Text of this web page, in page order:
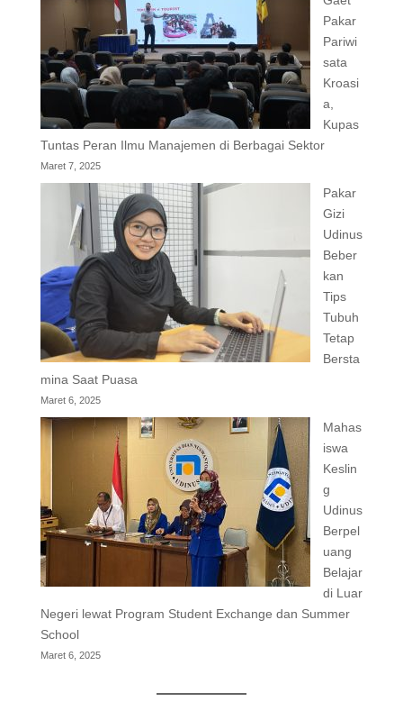
Pakar
Pariwi
sata
Kroasi
a,
Kupas
Tuntas Peran Ilmu Manajemen di Berbagai Sektor
Maret 7, 2025
Pakar
Gizi
Udinus
Beber
kan
Tips
Tubuh
Tetap
Bersta
mina Saat Puasa
Maret 6, 2025
Mahas
iswa
Keslin
g
Udinus
Berpel
uang
Belajar
di Luar
Negeri lewat Program Student Exchange dan Summer
School
Maret 6, 2025